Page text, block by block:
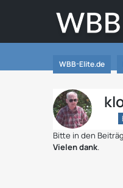
WBB-Elite.de
Bitte in den
Vielen dank.